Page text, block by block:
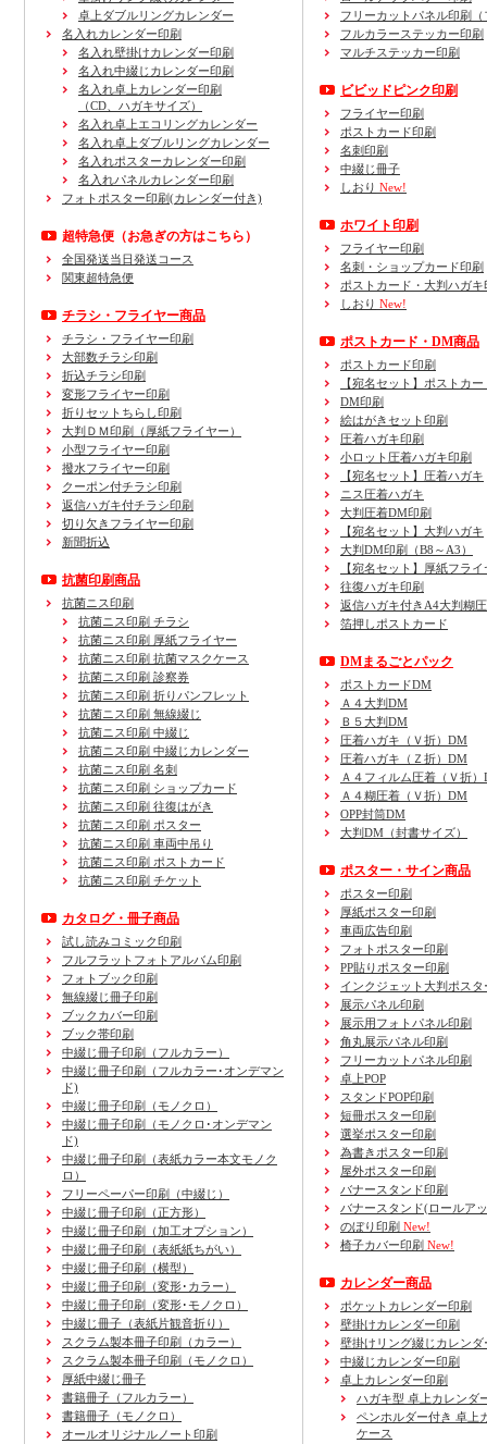
卓上ダブルリングカレンダー
名入れカレンダー印刷
名入れ壁掛けカレンダー印刷
名入れ中綴じカレンダー印刷
名入れ卓上カレンダー印刷
（CD、ハガキサイズ）
名入れ卓上エコリングカレンダー
名入れ卓上ダブルリングカレンダー
名入れポスターカレンダー印刷
名入れパネルカレンダー印刷
フォトポスター印刷(カレンダー付き)
超特急便 （お急ぎの方はこちら）
全国発送当日発送コース
関東超特急便
チラシ・フライヤー商品
チラシ・フライヤー印刷
大部数チラシ印刷
折込チラシ印刷
変形フライヤー印刷
折りセットちらし印刷
大判ＤＭ印刷（厚紙フライヤー）
小型フライヤー印刷
撥水フライヤー印刷
クーポン付チラシ印刷
返信ハガキ付チラシ印刷
切り欠きフライヤー印刷
新聞折込
抗菌印刷商品
抗菌ニス印刷
抗菌ニス印刷 チラシ
抗菌ニス印刷 厚紙フライヤー
抗菌ニス印刷 抗菌マスクケース
抗菌ニス印刷 診察券
抗菌ニス印刷 折りパンフレット
抗菌ニス印刷 無線綴じ
抗菌ニス印刷 中綴じ
抗菌ニス印刷 中綴じカレンダー
抗菌ニス印刷 名刺
抗菌ニス印刷 ショップカード
抗菌ニス印刷 往復はがき
抗菌ニス印刷 ポスター
抗菌ニス印刷 車両中吊り
抗菌ニス印刷 ポストカード
抗菌ニス印刷 チケット
カタログ・冊子商品
試し読みコミック印刷
フルフラットフォトアルバム印刷
フォトブック印刷
無線綴じ冊子印刷
ブックカバー印刷
ブック帯印刷
中綴じ冊子印刷（フルカラー）
中綴じ冊子印刷（フルカラー･オンデマン
ド)
中綴じ冊子印刷（モノクロ）
中綴じ冊子印刷（モノクロ･オンデマン
ド)
中綴じ冊子印刷（表紙カラー本文モノク
ロ）
フリーペーパー印刷
（中綴じ）
中綴じ冊子印刷
（正方形）
中綴じ冊子印刷
（加工オプション）
中綴じ冊子印刷
（表紙紙ちがい）
中綴じ冊子印刷
（横型）
中綴じ冊子印刷
（変形･カラー）
中綴じ冊子印刷
（変形･モノクロ）
中綴じ冊子（表紙片観音折り）
スクラム製本冊子印刷
（カラー）
スクラム製本冊子印刷
（モノクロ）
厚紙中綴じ冊子
書籍冊子 （フルカラー）
書籍冊子 （モノクロ）
オールオリジナルノート印刷
フリーカットパネル印刷（
フルカラーステッカー印刷
マルチステッカー印刷
ビビッドピンク印刷
フライヤー印刷
ポストカード印刷
名刺印刷
中綴じ冊子
しおり New!
ホワイト印刷
フライヤー印刷
名刺・ショップカード印刷
ポストカード・大判ハガキ
しおり New!
ポストカード・DM商品
ポストカード印刷
【宛名セット】ポストカー
DM印刷
絵はがきセット印刷
圧着ハガキ印刷
小ロット圧着ハガキ印刷
【宛名セット】圧着ハガキ
ニス圧着ハガキ
大判圧着DM印刷
【宛名セット】大判ハガキ
大判DM印刷（B8～A3）
【宛名セット】厚紙フライ
往復ハガキ印刷
返信ハガキ付きA4大判糊
箔押しポストカード
DMまるごとパック
ポストカードDM
Ａ４大判DM
Ｂ５大判DM
圧着ハガキ（Ｖ折）DM
圧着ハガキ（Ｚ折）DM
Ａ４フィルム圧着（Ｖ折）
Ａ４糊圧着（Ｖ折）DM
OPP封筒DM
大判DM（封書サイズ）
ポスター・サイン商品
ポスター印刷
厚紙ポスター印刷
車両広告印刷
フォトポスター印刷
PP貼りポスター印刷
インクジェット大判ポスタ
展示パネル印刷
展示用フォトパネル印刷
角丸展示パネル印刷
フリーカットパネル印刷
卓上POP
スタンドPOP印刷
短冊ポスター印刷
選挙ポスター印刷
為書きポスター印刷
屋外ポスター印刷
バナースタンド印刷
バナースタンド(ロールア
のぼり印刷 New!
椅子カバー印刷 New!
カレンダー商品
ポケットカレンダー印刷
壁掛けカレンダー印刷
壁掛けリング綴じカレンダ
中綴じカレンダー印刷
卓上カレンダー印刷
ハガキ型 卓上カレンダ
ペンホルダー付き 卓上
ケース